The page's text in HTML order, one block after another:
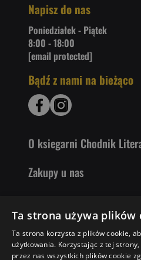
Napisz do nas
Poniedziałek - Piątek
8:00 - 18:00
[email protected]
Bądź z nami na bieżąco
O ksiegarni Chodnik
Zakupy u nas
Literaci polecają
Ta strona używa plików
Ta strona korzysta z plików cookie,
użytkowania. Korzystając z tej
przez nas wszystkich plików cookie